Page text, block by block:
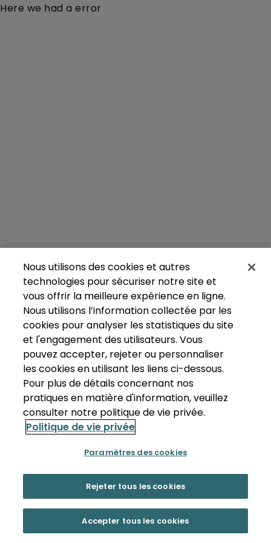
Here we had a error
Nous utilisons des cookies et autres
technologies pour sécuriser notre site et
vous offrir la meilleure expérience en ligne.
Nous utilisons l’information collectée par les
cookies pour analyser les statistiques du site
et l'engagement des utilisateurs. Vous
pouvez accepter, rejeter ou personnaliser
les cookies en utilisant les liens ci-dessous.
Pour plus de détails concernant nos
pratiques en matière d'information, veuillez
consulter notre politique de vie privée.
Politique de vie privée
Paramètres des cookies
Rejeter tous les cookies
Accepter tous les cookies